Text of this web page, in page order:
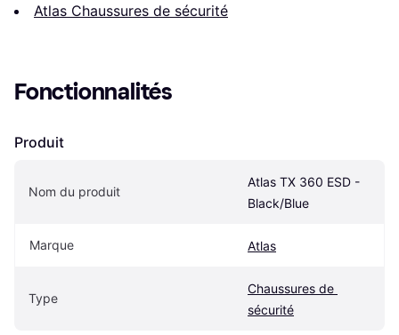
Atlas Chaussures de sécurité
Fonctionnalités
Produit
Nom du produit
Atlas TX 360 ESD -
Black/Blue
Marque Atlas
Type
Chaussures de
sécurité